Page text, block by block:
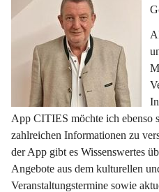
App CITIES möchte ich ebenso
zahlreichen Informationen zu
der App gibt es Wissenswertes
Angebote aus dem kulturellen
Veranstaltungstermine sowie